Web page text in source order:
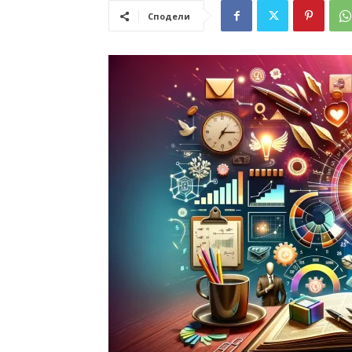
Сподели